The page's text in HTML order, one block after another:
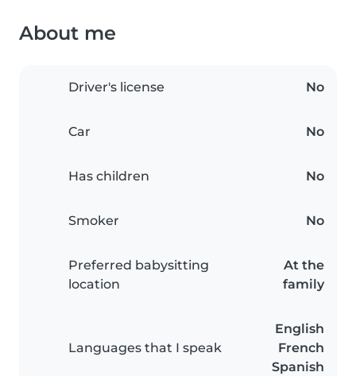
About me
Driver's license No
Car No
Has children No
Smoker No
Preferred babysitting
location
At the
family
Languages that I speak
English
French
Spanish